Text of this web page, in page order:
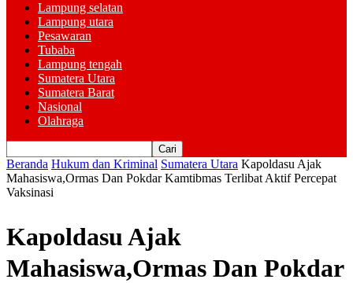
Lampung selatan
Lampung utara
Pesawaran
Tubaba
Lampung tengah
Sumatera Utara
Sumatera Barat
Nasional
Olahraga
Beranda Hukum dan Kriminal Sumatera Utara Kapoldasu Ajak
Mahasiswa,Ormas Dan Pokdar Kamtibmas Terlibat Aktif Percepat
Vaksinasi
Kapoldasu Ajak
Mahasiswa,Ormas Dan Pokdar